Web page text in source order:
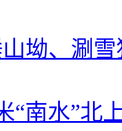
坳、涮
“南水”北